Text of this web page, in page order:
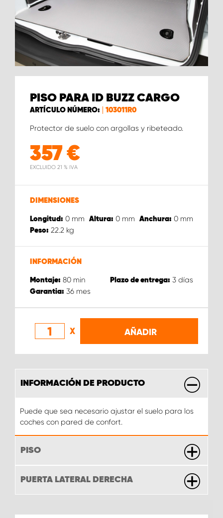
PISO PARA ID BUZZ CARGO
ARTÍCULO NÚMERO: 103011R0
Protector de suelo con argollas y ribeteado.
357€
EXCLUIDO 21 % IVA
DIMENSIONES
Longitud: 0 mm Altura: 0 mm Anchura: 0 mm
Peso: 22.2 kg
INFORMACIÓN
Montaje: 80 min Plazo de entrega: 3 días
Garantia: 36 mes
X AÑADIR
INFORMACIÓN DE PRODUCTO
Puede que sea necesario ajustar el suelo para los
coches con pared de confort.
PISO
PUERTA LATERAL DERECHA